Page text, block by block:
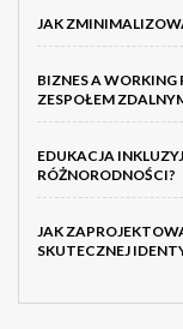
JAK
BIZNES A
ZESPOŁEM
EDUKACJA
RÓŻNORODNOŚCI?
JAK
SKUTECZNEJ